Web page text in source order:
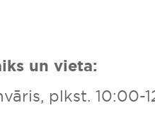
un vieta:
plkst. 10:00-